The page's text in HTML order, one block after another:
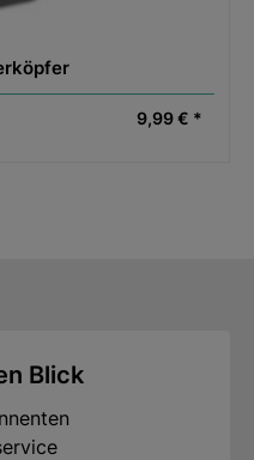
9,99 € *
Blick